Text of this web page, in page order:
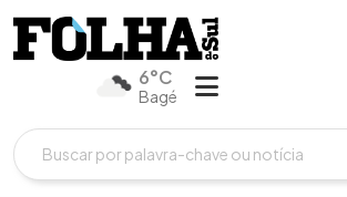
6°C
Bagé